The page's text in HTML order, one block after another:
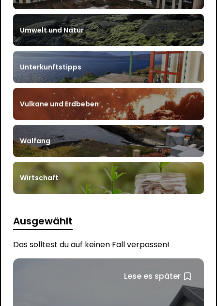
Umwelt und Natur
Unterkunftstipps
Vulkane und Erdbeben
Walfang
Wirtschaft
Ausgewählt
Das solltest du auf keinen Fall verpassen!
Lese es später